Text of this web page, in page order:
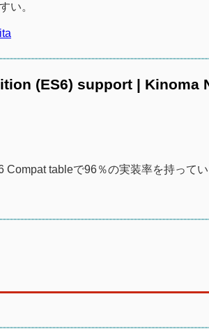
い。
(ES6) support | Kinoma
tableで96％の実装率を持って